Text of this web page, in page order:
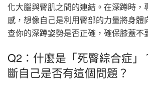
化大腦與臀肌之間的連結。在深蹲時，
感，想像自己是利用臀部的力量將身體
查你的深蹲姿勢是否正確，確保膝蓋不
Q2：什麼是「死臀綜合症」
斷自己是否有這個問題？